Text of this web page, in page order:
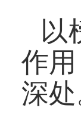
以
作
深